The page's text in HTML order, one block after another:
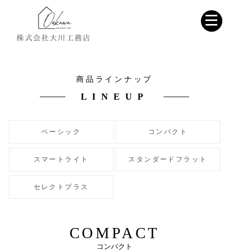
商品ラインナップ
LINEUP
ベーシック コンパクト
スマートライト スタンダードフラット
セレクトプラス
COMPACT
コンパクト